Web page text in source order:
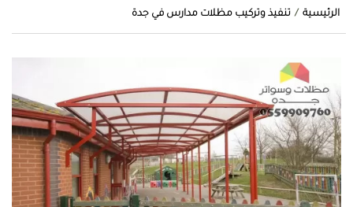
الرئيسية تنفيذ وتركيب مظلات مدارس في جدة